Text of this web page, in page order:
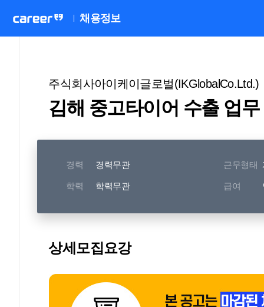
채용정보
주식회사아이케이글로벌(IKGlobalCo.Ltd.)
김해 중고타이어 수출 업무
경력 경력무관 근무형태
학력 학력무관 급여
상세모집요강